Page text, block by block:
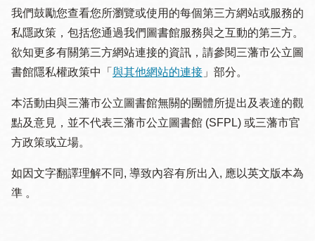
我們鼓勵您查看您所瀏覽或使用的每個第三方網站或服務的
私隱政策，包括您通過我們圖書館服務與之互動的第三方。
欲知更多有關第三方網站連接的資訊，請參閱三藩市公立圖
書館隱私權政策中「 與其他網站的連接 」部分。
本活動由與三藩市公立圖書館無關的團體所提出及表達的觀
點及意見，並不代表三藩市公立圖書館 (SFPL) 或三藩市官
方政策或立場。
如因文字翻譯理解不同, 導致內容有所出入, 應以英文版本為
準 。